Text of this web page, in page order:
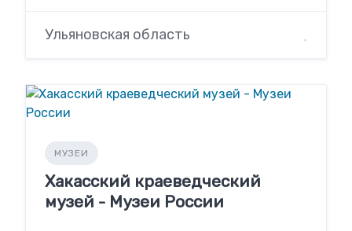
Ульяновская область
МУЗЕИ
Хакасский краеведческий
музей - Музеи России